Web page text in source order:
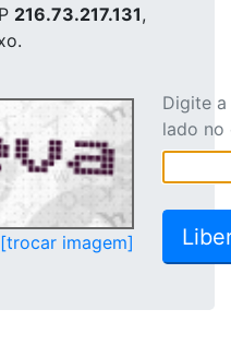
216.73.217.131,
[trocar imagem]
Digite
lado no